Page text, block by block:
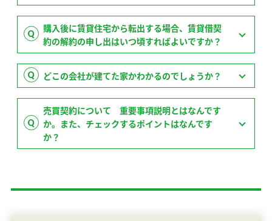
購入後に賃貸住宅から転出する場合、賃貸借契
約の解約の申し出はいつ頃すればよいですか？
どこの会社が建てた家かわかるのでしょうか？
売買契約について 重要事項説明とはなんです
か。また、チェックするポイントはなんです
か？